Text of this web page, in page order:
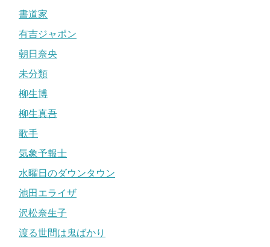
書道家
有吉ジャポン
朝日奈央
未分類
柳生博
柳生真吾
歌手
気象予報士
水曜日のダウンタウン
池田エライザ
沢松奈生子
渡る世間は鬼ばかり